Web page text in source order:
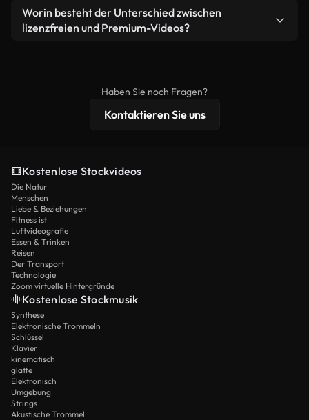
weiterverbreiten.
Videomaterial.
Ja. Sie dürfen unsere Videos gerne kürzen,
bearbeiten oder neu zusammenstellen. Achten Sie
Worin besteht der Unterschied zwischen
lizenzfreien und Premium-Videos?
erweiterten Lizenzschutz bieten.
Haben Sie noch Fragen?
Kontaktieren Sie uns
Kostenlose Stockvideos
Die Natur
Menschen
Liebe & Beziehungen
Fitness ist
Luftvideografie
Essen & Trinken
Reisen
Der Transport
Technologie
Zoom virtuelle Hintergründe
Kostenlose Stockmusik
Synthese
Elektronische Trommeln
Schlüssel
Klavier
kinematisch
glatte
Elektronisch
Umgebung
Strings
Akustische Trommel